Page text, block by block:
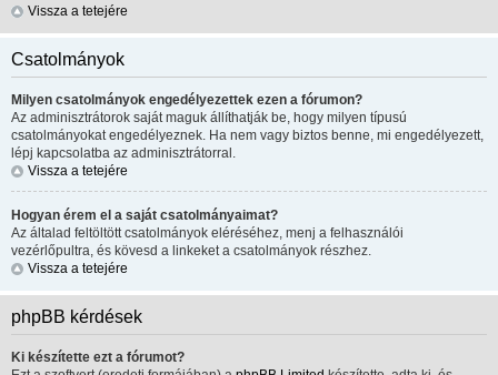
Vissza a tetejére
Csatolmányok
Milyen csatolmányok engedélyezettek ezen a fórumon?
Az adminisztrátorok saját maguk állíthatják be, hogy milyen típusú
csatolmányokat engedélyeznek. Ha nem vagy biztos benne, mi engedélyezett,
lépj kapcsolatba az adminisztrátorral.
Vissza a tetejére
Hogyan érem el a saját csatolmányaimat?
Az általad feltöltött csatolmányok eléréséhez, menj a felhasználói
vezérlőpultra, és kövesd a linkeket a csatolmányok részhez.
Vissza a tetejére
phpBB kérdések
Ki készítette ezt a fórumot?